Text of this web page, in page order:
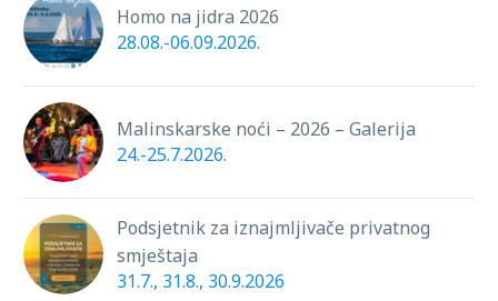
Homo na jidra 2026
28.08.-06.09.2026.
Malinskarske noći – 2026 – Galerija
24.-25.7.2026.
Podsjetnik za iznajmljivače privatnog
smještaja
31.7., 31.8., 30.9.2026